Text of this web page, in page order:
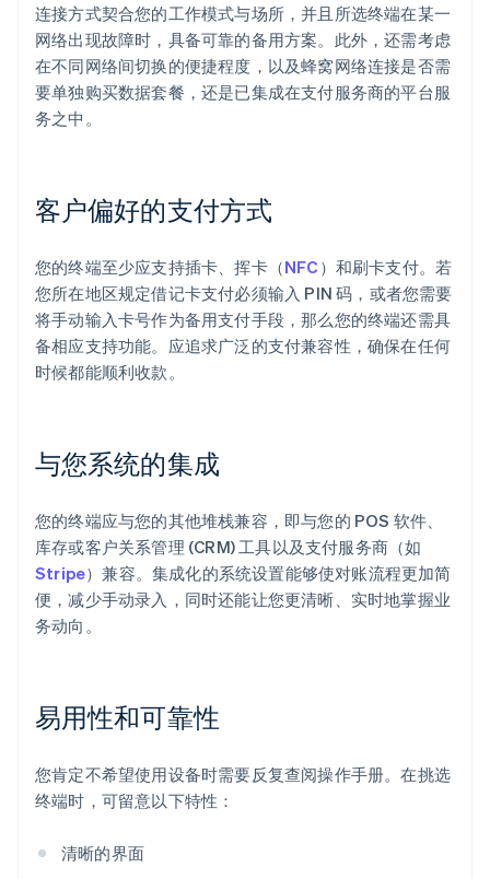
连接方式契合您的工作模式与场所，并且所选终端在某一
网络出现故障时，具备可靠的备用方案。此外，还需考虑
在不同网络间切换的便捷程度，以及蜂窝网络连接是否需
要单独购买数据套餐，还是已集成在支付服务商的平台服
务之中。
客户偏好的支付方式
您的终端至少应支持插卡、挥卡（NFC ）和刷卡支付。若
您所在地区规定借记卡支付必须输入 PIN 码，或者您需要
将手动输入卡号作为备用支付手段，那么您的终端还需具
备相应支持功能。应追求广泛的支付兼容性，确保在任何
时候都能顺利收款。
与您系统的集成
您的终端应与您的其他堆栈兼容，即与您的 POS 软件、
库存或客户关系管理 (CRM) 工具以及支付服务商（如
Stripe）兼容。集成化的系统设置能够使对账流程更加简
便，减少手动录入，同时还能让您更清晰、实时地掌握业
务动向。
易用性和可靠性
您肯定不希望使用设备时需要反复查阅操作手册。在挑选
终端时，可留意以下特性：
清晰的界面